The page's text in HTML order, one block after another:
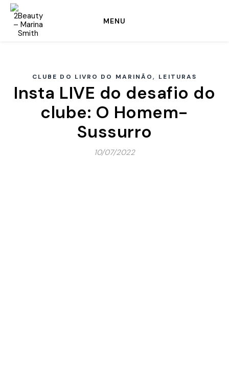
MENU
CLUBE DO LIVRO DO MARINÃO, LEITURAS
Insta LIVE do desafio do
clube: O Homem-
Sussurro
10/07/2022